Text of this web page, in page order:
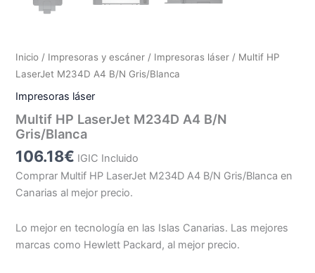
Inicio / Impresoras y escáner / Impresoras láser / Multif HP
LaserJet M234D A4 B/N Gris/Blanca
Impresoras láser
Multif HP LaserJet M234D A4 B/N
Gris/Blanca
106.18€ IGIC Incluido
Comprar Multif HP LaserJet M234D A4 B/N Gris/Blanca en
Canarias al mejor precio.
Lo mejor en tecnología en las Islas Canarias. Las mejores
marcas como Hewlett Packard, al mejor precio.